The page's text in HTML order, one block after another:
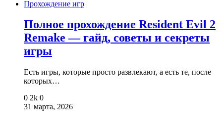
Прохождение игр
Полное прохождение Resident Evil 2
Remake — гайд, советы и секреты
игры
Есть игры, которые просто развлекают, а есть те, после
которых…
0 2k 0
31 марта, 2026